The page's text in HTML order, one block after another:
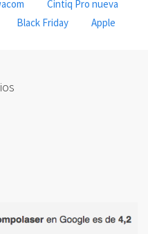
Cintiq Pro nueva
Black Friday
Apple